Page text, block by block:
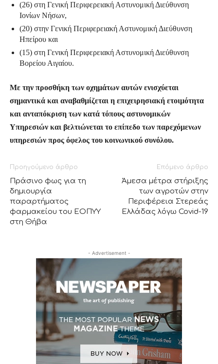
(26) στη Γενική Περιφερειακή Αστυνομική Διεύθυνση
Ιονίων Νήσων,
(20) στην Γενική Περιφερειακή Αστυνομική Διεύθυνση
Ηπείρου και
(15) στη Γενική Περιφερειακή Αστυνομική Διεύθυνση
Βορείου Αιγαίου.
Με την προσθήκη των οχημάτων αυτών ενισχύεται
σημαντικά και αναβαθμίζεται η επιχειρησιακή ετοιμότητα
και ανταπόκριση των κατά τόπους αστυνομικών
Υπηρεσιών και βελτιώνεται το επίπεδο των παρεχόμενων
υπηρεσιών προς όφελος του κοινωνικού συνόλου.
Προηγούμενο άρθρο
Πράσινο φως για τη
δημιουργία
παραρτήματος
φαρμακείου του ΕΟΠΥY
στη Θήβα
Επόμενο άρθρο
Άμεσα μέτρα στήριξης
των αγροτών στην
Περιφέρεια Στερεάς
Ελλάδας λόγω Covid-19
- Advertisement -